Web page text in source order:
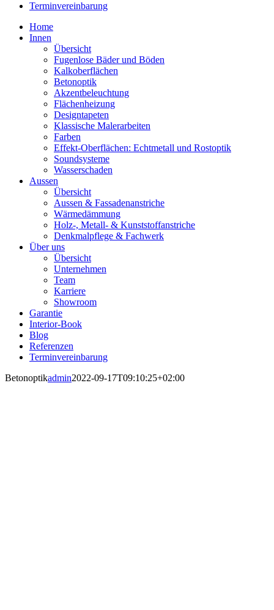
Terminvereinbarung
Home
Innen
Übersicht
Fugenlose Bäder und Böden
Kalkoberflächen
Betonoptik
Akzentbeleuchtung
Flächenheizung
Designtapeten
Klassische Malerarbeiten
Farben
Effekt-Oberflächen: Echtmetall und Rostoptik
Soundsysteme
Wasserschaden
Aussen
Übersicht
Aussen & Fassadenanstriche
Wärmedämmung
Holz-, Metall- & Kunststoffanstriche
Denkmalpflege & Fachwerk
Über uns
Übersicht
Unternehmen
Team
Karriere
Showroom
Garantie
Interior-Book
Blog
Referenzen
Terminvereinbarung
Betonoptikadmin2022-09-17T09:10:25+02:00